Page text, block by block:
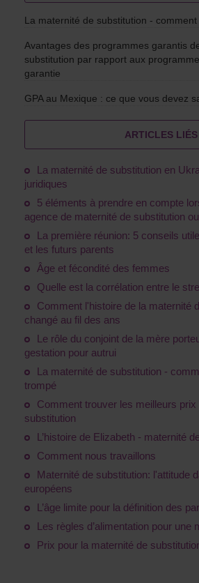
La maternité de substitution -
Avantages des programmes garantis
substitution par rapport aux
garantie
GPA au Mexique : ce que vous devez
ARTICLES LIÉS
La maternité de substitution en
juridiques
5 éléments à prendre en compte
agence de maternité de substitution
La première réunion: 5 conseils
et les futurs parents
Âge et fécondité des femmes
Quelle est la corrélation entre le
Comment l'histoire de la maternité
changé au fil des ans
Le rôle du conjoint de la mère
gestation pour autrui
La maternité de substitution -
trompé
Comment trouver les meilleurs
substitution
L’histoire de Elizabeth - maternité
Comment nous travaillons
Maternité de substitution: l'attitude
européens
L’âge limite pour la définition des
Les règles d’alimentation pour une
Prix pour la maternité de